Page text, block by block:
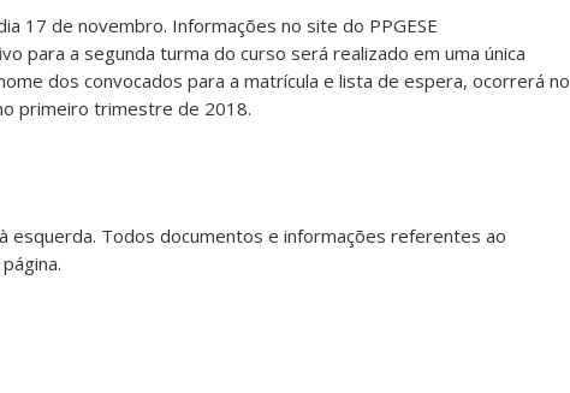
17 de novembro. Informações no site do PPGESE
para a segunda turma do curso será realizado em uma única
dos convocados para a matrícula e lista de espera, ocorrerá no
primeiro trimestre de 2018.
esquerda. Todos documentos e informações referentes ao